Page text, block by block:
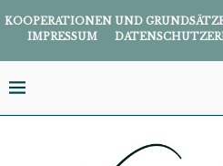
KOOPERATIONEN UND
IMPRESSUM